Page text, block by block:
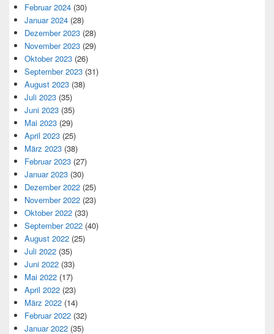
Februar 2024 (30)
Januar 2024 (28)
Dezember 2023 (28)
November 2023 (29)
Oktober 2023 (26)
September 2023 (31)
August 2023 (38)
Juli 2023 (35)
Juni 2023 (35)
Mai 2023 (29)
April 2023 (25)
März 2023 (38)
Februar 2023 (27)
Januar 2023 (30)
Dezember 2022 (25)
November 2022 (23)
Oktober 2022 (33)
September 2022 (40)
August 2022 (25)
Juli 2022 (35)
Juni 2022 (33)
Mai 2022 (17)
April 2022 (23)
März 2022 (14)
Februar 2022 (32)
Januar 2022 (35)